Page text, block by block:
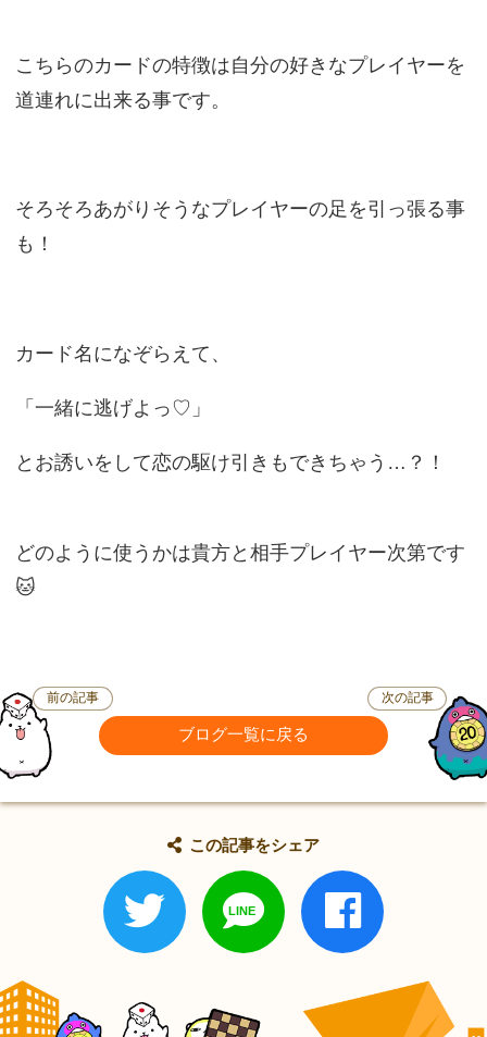
こちらのカードの特徴は自分の好きなプレイヤーを
道連れに出来る事です。
そろそろあがりそうなプレイヤーの足を引っ張る事
も！
カード名になぞらえて、
「一緒に逃げよっ♡」
とお誘いをして恋の駆け引きもできちゃう…？！
どのように使うかは貴方と相手プレイヤー次第です
🐱
前の記事
ブログ一覧に戻る
次の記事
この記事をシェア